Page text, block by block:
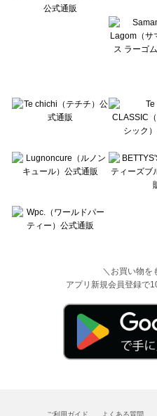
Wpc.（ワールドパーティー）のスカート一
＼お買い物を
アプリ新規会員登録で
ご利用ガイド よくある質問